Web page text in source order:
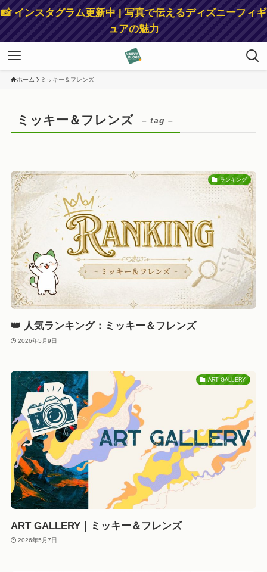
📸 インスタグラム更新中 | 写真で伝えるディズニーフィギ
ュアの魅力
ホーム ミッキー＆フレンズ
ミッキー＆フレンズ – tag –
ランキング
👑 人気ランキング：ミッキー＆フレンズ
2026年5月9日
ART GALLERY
ART GALLERY｜ミッキー＆フレンズ
2026年5月7日